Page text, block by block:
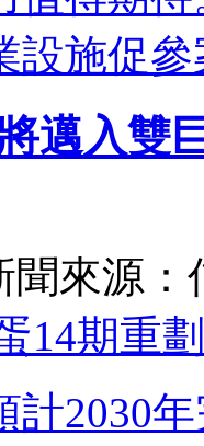
設施促
邁入雙
聞來源：
14期重
計2030